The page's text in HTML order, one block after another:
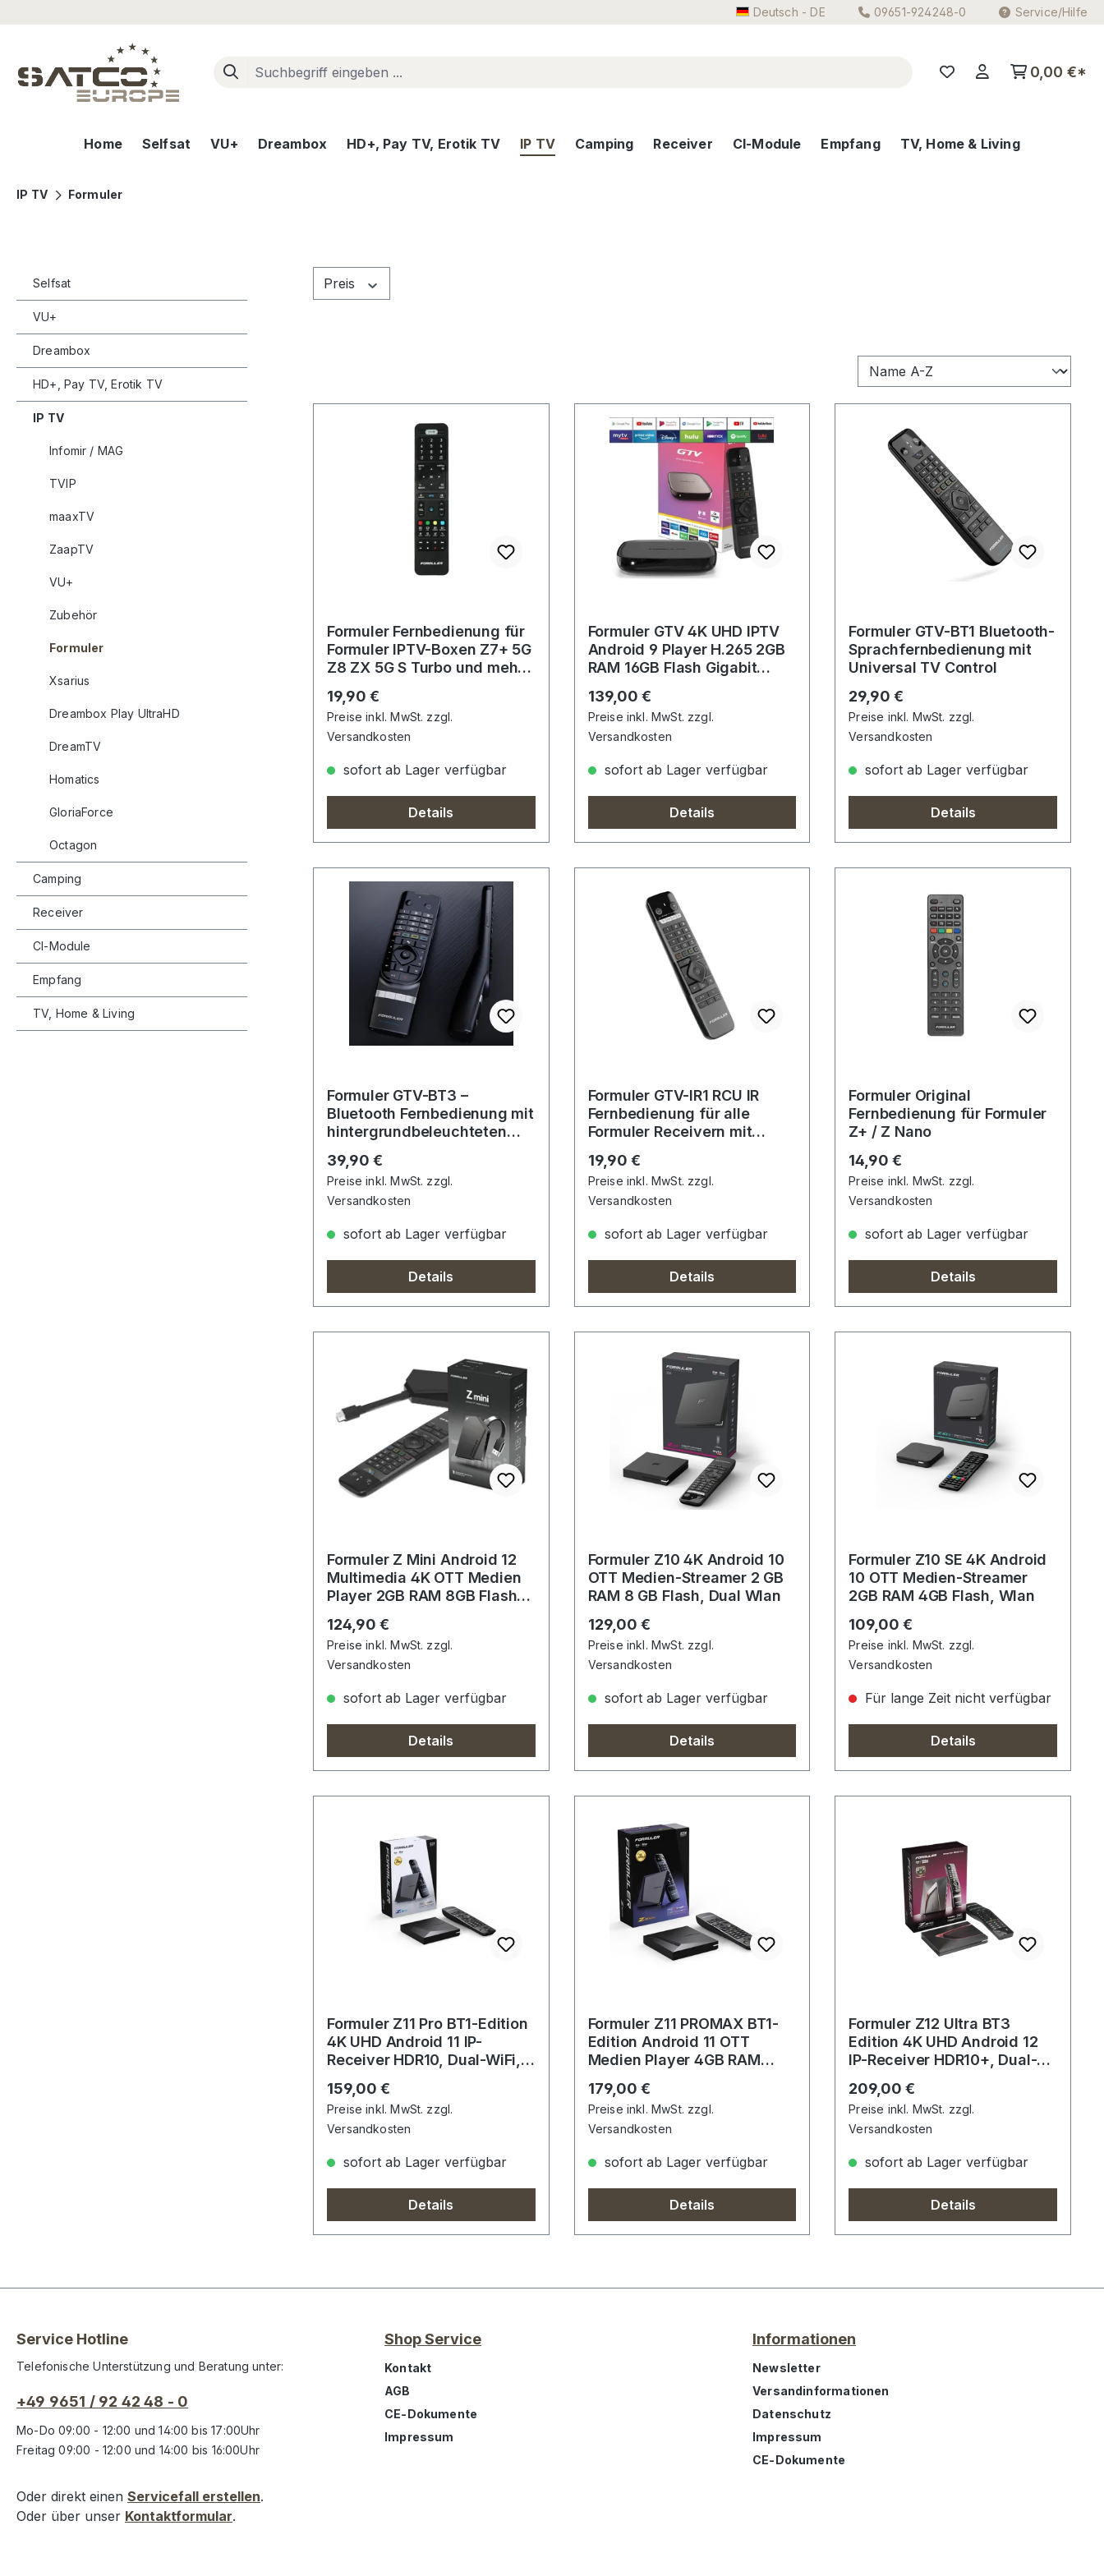
Deutsch - DE 09651-924248-0 Service/Hilfe
0,00 €*
Home Selfsat VU+ Dreambox HD+, Pay TV, Erotik TV IP TV Camping Receiver CI-Module Empfang TV, Home & Living
IP TV Formuler
Selfsat
VU+
Dreambox
HD+, Pay TV, Erotik TV
IP TV
Infomir / MAG
TVIP
maaxTV
ZaapTV
VU+
Zubehör
Formuler
Xsarius
Dreambox Play UltraHD
DreamTV
Homatics
GloriaForce
Octagon
Camping
Receiver
CI-Module
Empfang
TV, Home & Living
Preis
Formuler Fernbedienung für
Formuler IPTV-Boxen Z7+ 5G
Z8 ZX 5G S Turbo und mehr
Regulärer Preis:
19,90 €
Preise inkl. MwSt. zzgl.
Versandkosten
sofort ab Lager verfügbar
Details
Formuler GTV 4K UHD IPTV
Android 9 Player H.265 2GB
RAM 16GB Flash Gigabit
Regulärer Preis:
139,00 €
Preise inkl. MwSt. zzgl.
Versandkosten
sofort ab Lager verfügbar
Details
Formuler GTV-BT1 Bluetooth-
Sprachfernbedienung mit
Universal TV Control
Regulärer Preis:
29,90 €
Preise inkl. MwSt. zzgl.
Versandkosten
sofort ab Lager verfügbar
Details
Formuler GTV-BT3 –
Bluetooth Fernbedienung mit
hintergrundbeleuchteten
Regulärer Preis:
39,90 €
Preise inkl. MwSt. zzgl.
Versandkosten
sofort ab Lager verfügbar
Details
Formuler GTV-IR1 RCU IR
Fernbedienung für alle
Formuler Receivern mit
Regulärer Preis:
19,90 €
Preise inkl. MwSt. zzgl.
Versandkosten
sofort ab Lager verfügbar
Details
Formuler Original
Fernbedienung für Formuler
Z+ / Z Nano
Regulärer Preis:
14,90 €
Preise inkl. MwSt. zzgl.
Versandkosten
sofort ab Lager verfügbar
Details
Formuler Z Mini Android 12
Multimedia 4K OTT Medien
Player 2GB RAM 8GB Flash
Regulärer Preis:
124,90 €
Preise inkl. MwSt. zzgl.
Versandkosten
sofort ab Lager verfügbar
Details
Formuler Z10 4K Android 10
OTT Medien-Streamer 2 GB
RAM 8 GB Flash, Dual Wlan
Regulärer Preis:
129,00 €
Preise inkl. MwSt. zzgl.
Versandkosten
sofort ab Lager verfügbar
Details
Formuler Z10 SE 4K Android
10 OTT Medien-Streamer
2GB RAM 4GB Flash, Wlan
Regulärer Preis:
109,00 €
Preise inkl. MwSt. zzgl.
Versandkosten
Für lange Zeit nicht verfügbar
Details
Formuler Z11 Pro BT1-Edition
4K UHD Android 11 IP-
Receiver HDR10, Dual-WiFi,
Regulärer Preis:
159,00 €
Preise inkl. MwSt. zzgl.
Versandkosten
sofort ab Lager verfügbar
Details
Formuler Z11 PROMAX BT1-
Edition Android 11 OTT
Medien Player 4GB RAM
Regulärer Preis:
179,00 €
Preise inkl. MwSt. zzgl.
Versandkosten
sofort ab Lager verfügbar
Details
Formuler Z12 Ultra BT3
Edition 4K UHD Android 12
IP-Receiver HDR10+, Dual-
Regulärer Preis:
209,00 €
Preise inkl. MwSt. zzgl.
Versandkosten
sofort ab Lager verfügbar
Details
Service Hotline
Telefonische Unterstützung und Beratung unter:
+49 9651 / 92 42 48 - 0
Mo-Do 09:00 - 12:00 und 14:00 bis 17:00Uhr
Freitag 09:00 - 12:00 und 14:00 bis 16:00Uhr
Oder direkt einen Servicefall erstellen.
Oder über unser Kontaktformular.
Shop Service
Kontakt
AGB
CE-Dokumente
Impressum
Informationen
Newsletter
Versandinformationen
Datenschutz
Impressum
CE-Dokumente